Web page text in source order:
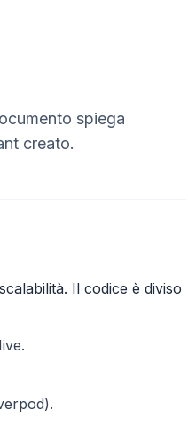
spiega
creato.
Il codice è diviso